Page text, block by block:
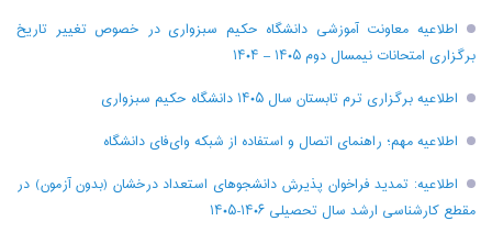
اطلاعیه معاونت آموزشی دانشگاه حکیم سبزواری در خصوص تغییر تاریخ
برگزاری امتحانات نیمسال دوم ۱۴۰۵ – ۱۴۰۴
اطلاعیه برگزاری ترم تابستان سال ۱۴۰۵ دانشگاه حکیم سبزواری
اطلاعیه مهم؛ راهنمای اتصال و استفاده از شبکه وای‌فای دانشگاه
اطلاعیه: تمدید فراخوان پذیرش دانشجو‌های استعداد درخشان (بدون آزمون) در
مقطع کارشناسی ارشد سال تحصیلی ۱۴۰۶-۱۴۰۵